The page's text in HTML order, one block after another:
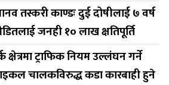
तस्करी काण्डः दुई दोषीलाई ७ वर्ष
जनही १० लाख क्षतिपूर्ति
ट्राफिक नियम उल्लंघन गर्ने
चालकविरुद्ध कडा कारबाही हुने